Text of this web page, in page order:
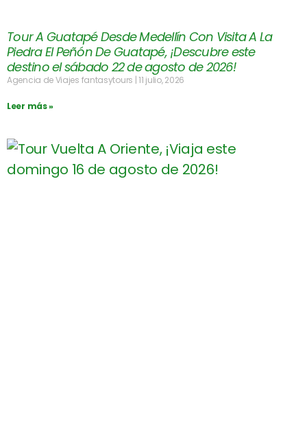
Tour A Guatapé Desde Medellín Con Visita A La
Piedra El Peñón De Guatapé, ¡Descubre este
destino el sábado 22 de agosto de 2026!
Agencia de Viajes fantasytours 11 julio, 2026
Leer más »